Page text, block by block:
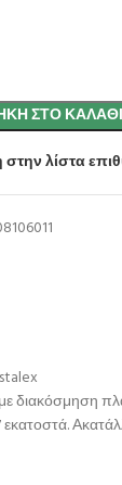
ΣΤΟ ΚΑΛΆΘΙ
λίστα
διακόσμηση
εκατοστά.